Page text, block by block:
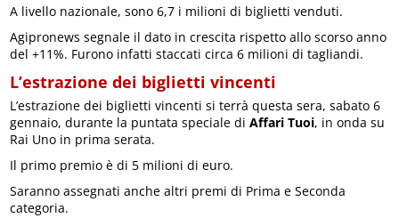
A livello nazionale, sono 6,7 i milioni di biglietti venduti.
Agipronews segnale il dato in crescita rispetto allo scorso anno
del +11%. Furono infatti staccati circa 6 milioni di tagliandi.
L’estrazione dei biglietti vincenti
L’estrazione dei biglietti vincenti si terrà questa sera, sabato 6
gennaio, durante la puntata speciale diAffari Tuoi, in onda su
Rai Uno in prima serata.
Il primo premio è di 5 milioni di euro.
Saranno assegnati anche altri premi di Prima e Seconda
categoria.